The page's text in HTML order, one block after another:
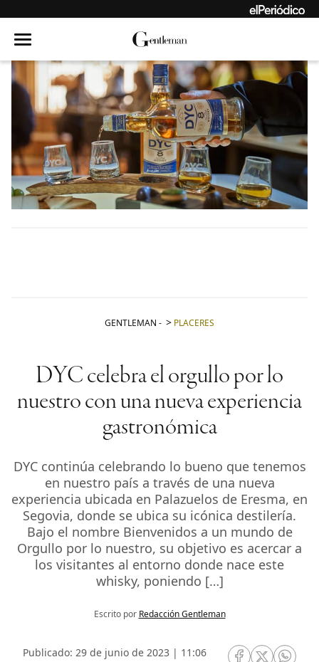
GENTLEMAN - PLACERES
DYC celebra el orgullo por lo
nuestro con una nueva experiencia
gastronómica
DYC continúa celebrando lo bueno que tenemos
en nuestro país a través de una nueva
experiencia ubicada en Palazuelos de Eresma, en
Segovia, donde se ubica su icónica destilería.
Bajo el nombre Bienvenidos a un mundo de
Orgullo por lo nuestro, su objetivo es acercar a
los visitantes al entorno donde nace este
whisky, poniendo […]
Escrito por Redacción Gentleman
Publicado: 29 de junio de 2023 | 11:06